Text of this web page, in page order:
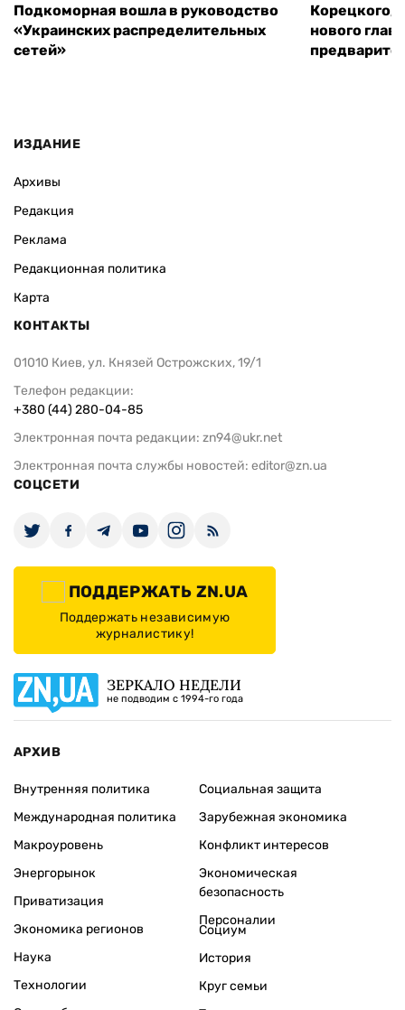
Подкоморная вошла в руководство
«Украинских распределительных
сетей»
Корецкого,
нового
ИЗДАНИЕ
Архивы
Редакция
Реклама
Редакционная политика
Карта
КОНТАКТЫ
01010 Киев, ул. Князей Острожских, 19/1
Телефон редакции:
+380 (44) 280-04-85
Электронная почта редакции: zn94@ukr.net
Электронная почта службы новостей: editor@zn.ua
СОЦСЕТИ
ПОДДЕРЖАТЬ ZN.UA
Поддержать независимую
журналистику!
ЗЕРКАЛО НЕДЕЛИ
не подводим с 1994-го года
АРХИВ
Внутренняя политика
Международная политика
Макроуровень
Энергорынок
Приватизация
Экономика регионов
Социальная защита
Зарубежная экономика
Конфликт интересов
Экономическая
безопасность
Персоналии
Наука
Технологии
Социум
История
Круг семьи